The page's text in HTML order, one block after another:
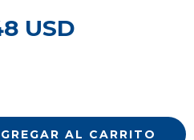
USD